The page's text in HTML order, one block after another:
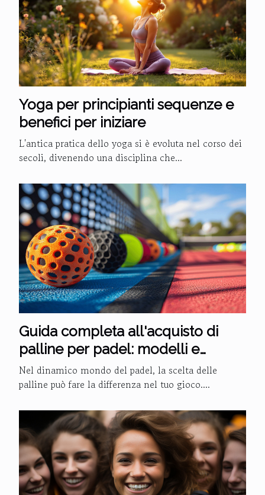
Yoga per principianti sequenze e
benefici per iniziare
L'antica pratica dello yoga si è evoluta nel corso dei
secoli, divenendo una disciplina che...
Guida completa all'acquisto di
palline per padel: modelli e
caratteristiche
Nel dinamico mondo del padel, la scelta delle
palline può fare la differenza nel tuo gioco....